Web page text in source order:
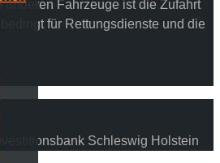
anderen Fahrzeuge ist die Zufahrt
für Rettungsdienste und die
Schleswig Holstein